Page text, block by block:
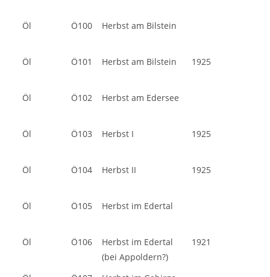
Öl Ö100 Herbst am Bilstein
Öl Ö101 Herbst am Bilstein 1925
Öl Ö102 Herbst am Edersee
Öl Ö103 Herbst I 1925
Öl Ö104 Herbst II 1925
Öl Ö105 Herbst im Edertal
Öl Ö106
Herbst im Edertal
(bei Appoldern?)
1921